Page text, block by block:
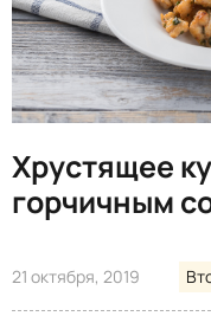
Хрустящее
горчичным
21 октября, 2019